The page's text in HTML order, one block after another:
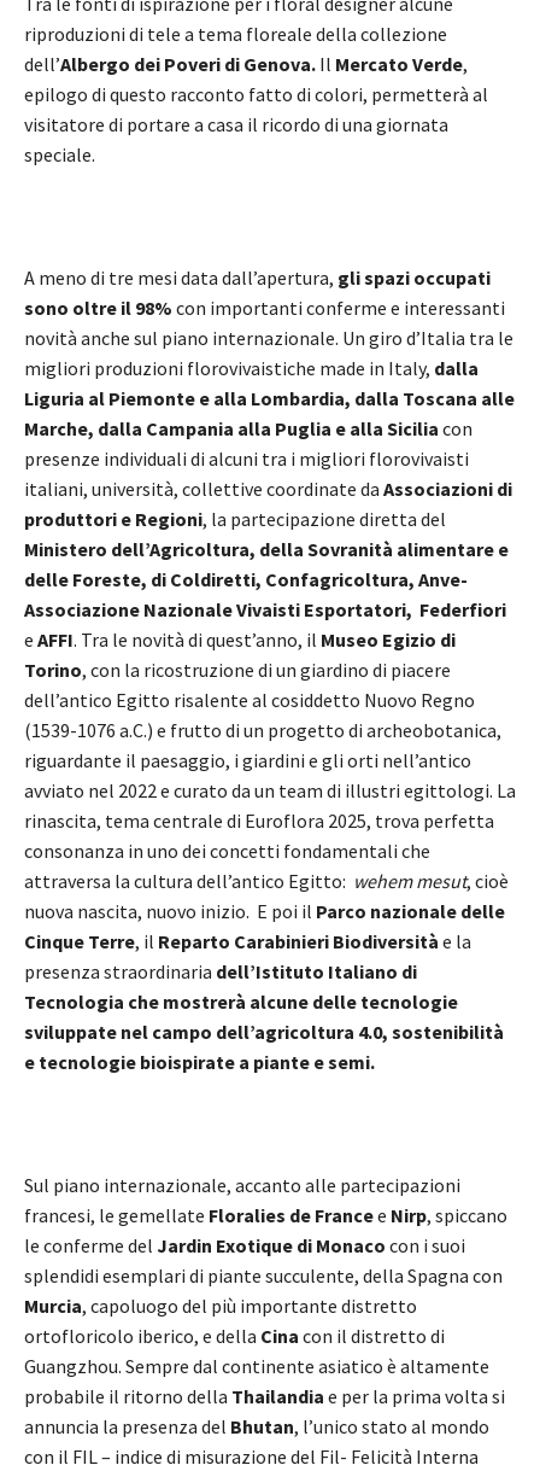
riproduzioni di tele a tema floreale della collezione
dell’Albergo dei Poveri di Genova. Il Mercato Verde,
epilogo di questo racconto fatto di colori, permetterà al
visitatore di portare a casa il ricordo di una giornata
speciale.
A meno di tre mesi data dall’apertura, gli spazi occupati
sono oltre il 98% con importanti conferme e interessanti
novità anche sul piano internazionale. Un giro d’Italia tra le
migliori produzioni florovivaistiche made in Italy, dalla
Liguria al Piemonte e alla Lombardia, dalla Toscana alle
Marche, dalla Campania alla Puglia e alla Sicilia con
presenze individuali di alcuni tra i migliori florovivaisti
italiani, università, collettive coordinate da Associazioni di
produttori e Regioni, la partecipazione diretta del
Ministero dell’Agricoltura, della Sovranità alimentare e
delle Foreste, di Coldiretti, Confagricoltura, Anve-
Associazione Nazionale Vivaisti Esportatori, Federfiori
e AFFI. Tra le novità di quest’anno, il Museo Egizio di
Torino, con la ricostruzione di un giardino di piacere
dell’antico Egitto risalente al cosiddetto Nuovo Regno
(1539-1076 a.C.) e frutto di un progetto di archeobotanica,
riguardante il paesaggio, i giardini e gli orti nell’antico
avviato nel 2022 e curato da un team di illustri egittologi. La
rinascita, tema centrale di Euroflora 2025, trova perfetta
consonanza in uno dei concetti fondamentali che
attraversa la cultura dell’antico Egitto: wehem mesut, cioè
nuova nascita, nuovo inizio. E poi il Parco nazionale delle
Cinque Terre, il Reparto Carabinieri Biodiversità e la
presenza straordinaria dell’Istituto Italiano di
Tecnologia che mostrerà alcune delle tecnologie
sviluppate nel campo dell’agricoltura 4.0, sostenibilità
e tecnologie bioispirate a piante e semi.
Sul piano internazionale, accanto alle partecipazioni
francesi, le gemellate Floralies de Francee Nirp, spiccano
le conferme del Jardin Exotique di Monaco con i suoi
splendidi esemplari di piante succulente, della Spagna con
Murcia, capoluogo del più importante distretto
ortofloricolo iberico, e della Cina con il distretto di
Guangzhou. Sempre dal continente asiatico è altamente
probabile il ritorno della Thailandia e per la prima volta si
annuncia la presenza del Bhutan, l’unico stato al mondo
con il FIL – indice di misurazione del Fil- Felicità Interna